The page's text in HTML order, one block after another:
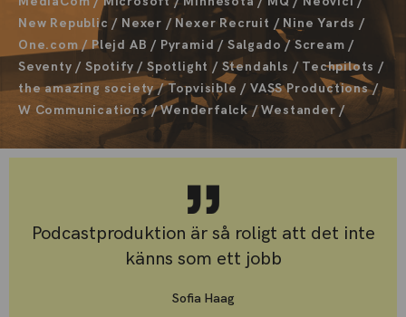
New Republic / Nexer / Nexer Recruit / Nine Yards /
One.com / Plejd AB / Pyramid / Salgado / Scream /
Seventy / Spotify / Spotlight / Stendahls / Techpilots /
the amazing society / Topvisible / VASS Productions /
W Communications / Wenderfalck / Westander /
Podcastproduktion är så roligt att det inte
känns som ett jobb
Sofia Haag